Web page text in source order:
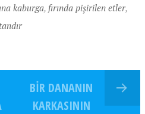
kaburga, fırında pişirilen etler,
BIR DANANIN
KARKASININ